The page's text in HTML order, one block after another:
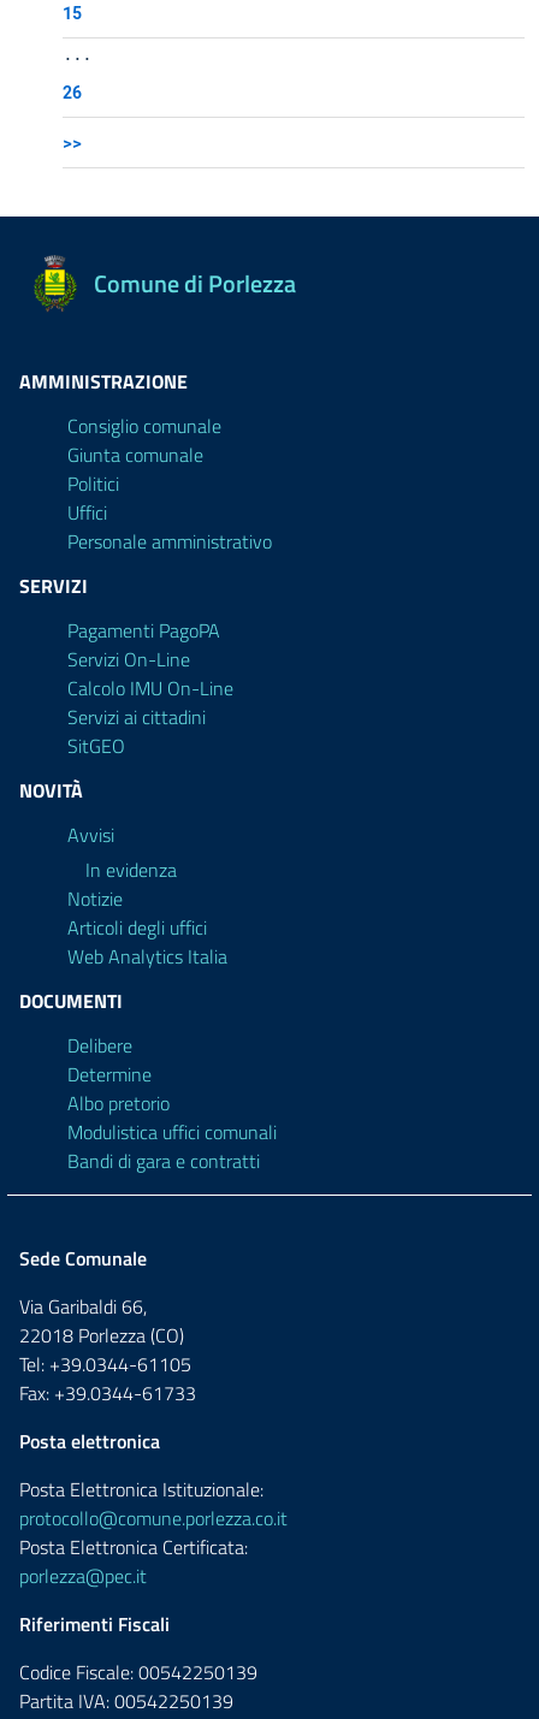
15
...
26
>>
Comune di Porlezza
AMMINISTRAZIONE
Consiglio comunale
Giunta comunale
Politici
Uffici
Personale amministrativo
SERVIZI
Pagamenti PagoPA
Servizi On-Line
Calcolo IMU On-Line
Servizi ai cittadini
SitGEO
NOVITÀ
Avvisi
In evidenza
Notizie
Articoli degli uffici
Web Analytics Italia
DOCUMENTI
Delibere
Determine
Albo pretorio
Modulistica uffici comunali
Bandi di gara e contratti
Sede Comunale
Via Garibaldi 66,
22018 Porlezza (CO)
Tel: +39.0344-61105
Fax: +39.0344-61733
Posta elettronica
Posta Elettronica Istituzionale:
protocollo@comune.porlezza.co.it
Posta Elettronica Certificata:
porlezza@pec.it
Riferimenti Fiscali
Codice Fiscale: 00542250139
Partita IVA: 00542250139